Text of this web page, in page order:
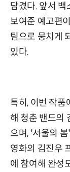
담겼다. 앞서 백
보여준 예고편
팀으로 뭉치게
있다.
특히, 이번 작품
해 청춘 밴드의
으며, '서울의
영화의 김진우
에 참여해 완성